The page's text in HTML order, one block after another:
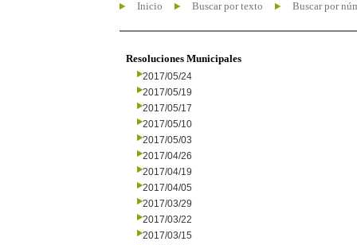
Inicio Buscar por texto Buscar por
Resoluciones Municipales
2017/05/24
2017/05/19
2017/05/17
2017/05/10
2017/05/03
2017/04/26
2017/04/19
2017/04/05
2017/03/29
2017/03/22
2017/03/15